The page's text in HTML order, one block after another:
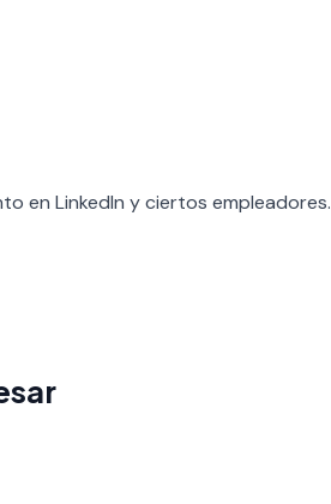
en LinkedIn y ciertos empleadores.